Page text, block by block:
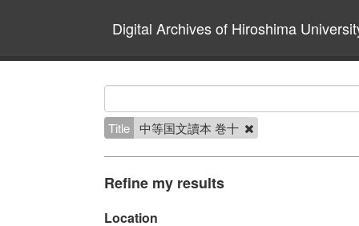
Digital Archives of Hiroshima
Title 中等国文讀本 巻十
Refine my results
Location